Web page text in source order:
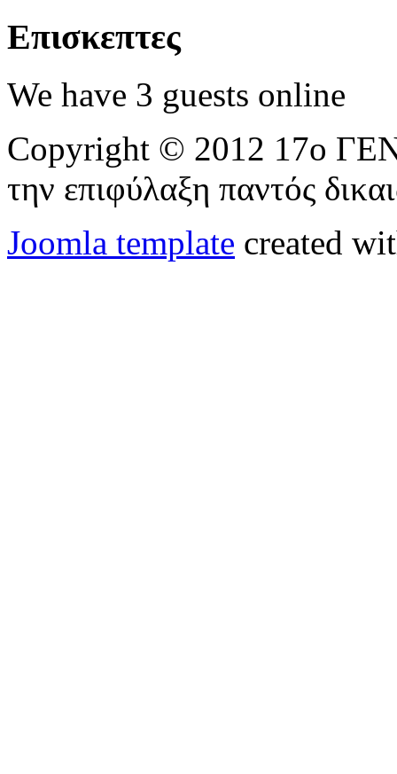
Επισκεπτες
We have 3 guests online
Copyright © 2012 17ο
την επιφύλαξη παντός
Joomla template created